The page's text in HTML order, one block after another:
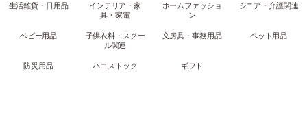
生活雑貨・日用品
インテリア・家
具・家電
ホームファッショ
ン
シニア・介護関連
ベビー用品
子供衣料・スクー
ル関連
文房具・事務用品 ペット用品
防災用品 ハコストック ギフト